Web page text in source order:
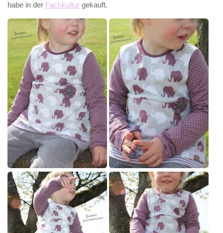
habe in der Fachkultur gekauft.